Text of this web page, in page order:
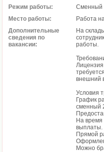
Режим работы:
Сменный
Место работы:
Работа
Дополнительные
сведения по
вакансии:
На
работы.
внешний
Условия
График
сменный
На время
выплаты.
Прямой
Можно